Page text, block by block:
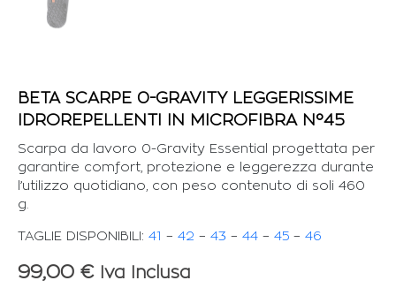
BETA SCARPE 0-GRAVITY LEGGERISSIME
IDROREPELLENTI IN MICROFIBRA N°45
Scarpa da lavoro 0-Gravity Essential progettata per
garantire comfort, protezione e leggerezza durante
l’utilizzo quotidiano, con peso contenuto di soli 460
g.
TAGLIE DISPONIBILI: 41 – 42 – 43 – 44 – 45 – 46
99,00 € Iva Inclusa